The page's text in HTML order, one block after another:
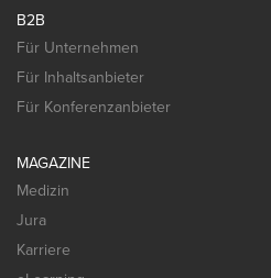
B2B
Für Unternehmen
Für Inhaltsanbieter
Für Konferenzanbieter
MAGAZINE
Medizin
Jura
Karriere